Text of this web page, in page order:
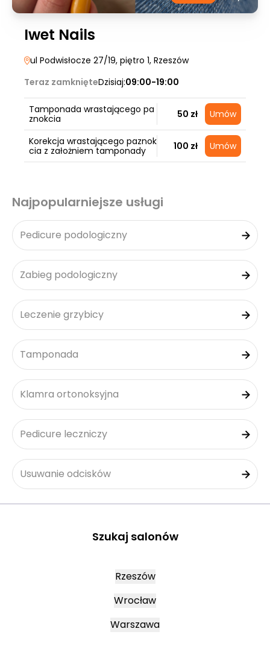
Iwet Nails
ul Podwisłocze 27/19, piętro 1, Rzeszów
Teraz zamknięteDzisiaj:09:00-19:00
Tamponada wrastającego pa
znokcia
50 zł Umów
Korekcja wrastającego paznok
cia z założniem tamponady
100 zł Umów
Najpopularniejsze usługi
Pedicure podologiczny
Zabieg podologiczny
Leczenie grzybicy
Tamponada
Klamra ortonoksyjna
Pedicure leczniczy
Usuwanie odcisków
Szukaj salonów
Rzeszów
Wrocław
Warszawa